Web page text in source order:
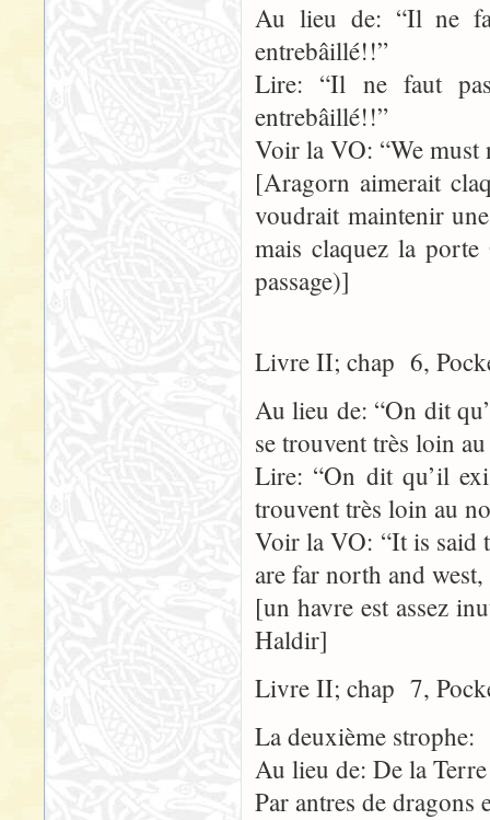
Au lieu de: “Il ne
entrebâillé!!”
Lire: “Il ne faut
entrebâillé!!”
Voir la VO: “We must
[Aragorn aimerait
voudrait maintenir
mais claquez la
passage)]
Livre II; chap 6,
Au lieu de: “On dit
se trouvent très loin
Lire: “On dit qu’il
trouvent très loin au
Voir la VO: “It is said
are far north and
[un havre est assez
Haldir]
Livre II; chap 7,
La deuxième strophe:
Au lieu de: De la
Par antres de dragons